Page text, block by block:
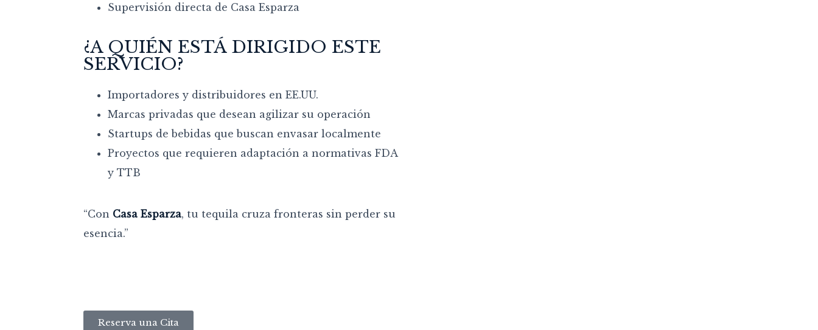
Supervisión directa de Casa Esparza
¿A QUIÉN ESTÁ DIRIGIDO ESTE
SERVICIO?
Importadores y distribuidores en EE.UU.
Marcas privadas que desean agilizar su operación
Startups de bebidas que buscan envasar localmente
Proyectos que requieren adaptación a normativas FDA
y TTB
“Con Casa Esparza, tu tequila cruza fronteras sin perder su
esencia.”
Reserva una Cita